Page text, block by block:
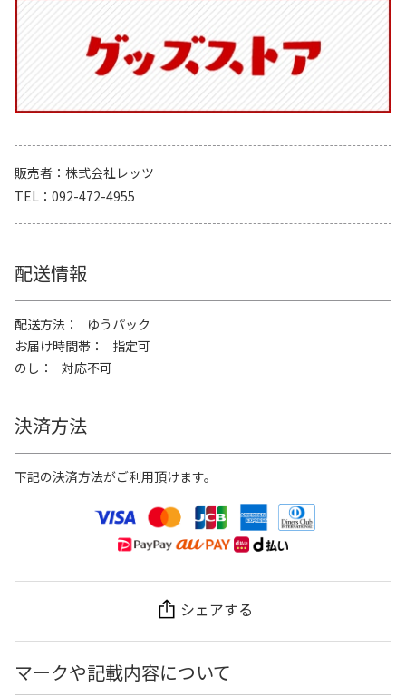
販売者
株式会社レッツ
TEL
092-472-4955
配送情報
配送方法
ゆうパック
お届け時間帯
指定可
のし
対応不可
決済方法
下記の決済方法がご利用頂けます。
シェアする
マークや記載内容について